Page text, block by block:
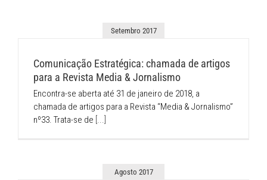
Setembro 2017
Comunicação Estratégica: chamada de artigos
para a Revista Media & Jornalismo
Encontra-se aberta até 31 de janeiro de 2018, a
chamada de artigos para a Revista “Media & Jornalismo”
nº33. Trata-se de [...]
Agosto 2017